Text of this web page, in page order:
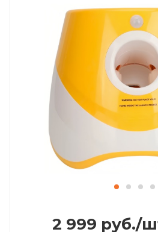
2 999 руб./